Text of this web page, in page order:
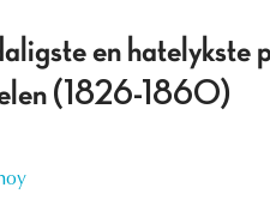
en
(1826-1860)